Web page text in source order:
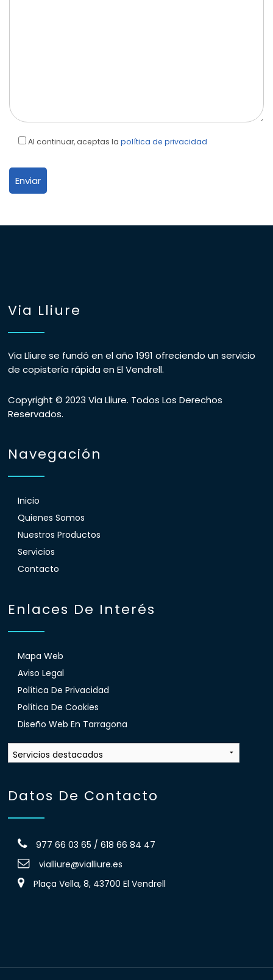
Al continuar, aceptas la política de privacidad
Via Lliure
Via Lliure se fundó en el año 1991 ofreciendo un servicio
de copistería rápida en El Vendrell.
Copyright © 2023 Via Lliure. Todos Los Derechos
Reservados.
Navegación
Inicio
Quienes Somos
Nuestros Productos
Servicios
Contacto
Enlaces De Interés
Mapa Web
Aviso Legal
Política De Privacidad
Política De Cookies
Diseño Web En Tarragona
Datos De Contacto
977 66 03 65 / 618 66 84 47
vialliure@vialliure.es
Plaça Vella, 8, 43700 El Vendrell